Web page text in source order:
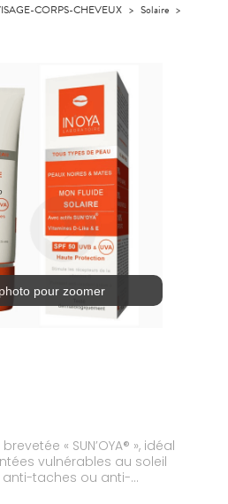
CORPS-CHEVEUX > Solaire >
pour zoomer
« SUN’OYA® », idéal
vulnérables au soleil
taches ou anti-
solaire filtre les UVB & UVA